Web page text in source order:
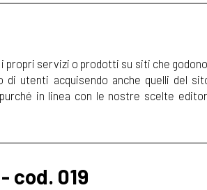
servizi o prodotti su siti che
utenti acquisendo anche quelli del
in linea con le nostre scelte
cod. 019